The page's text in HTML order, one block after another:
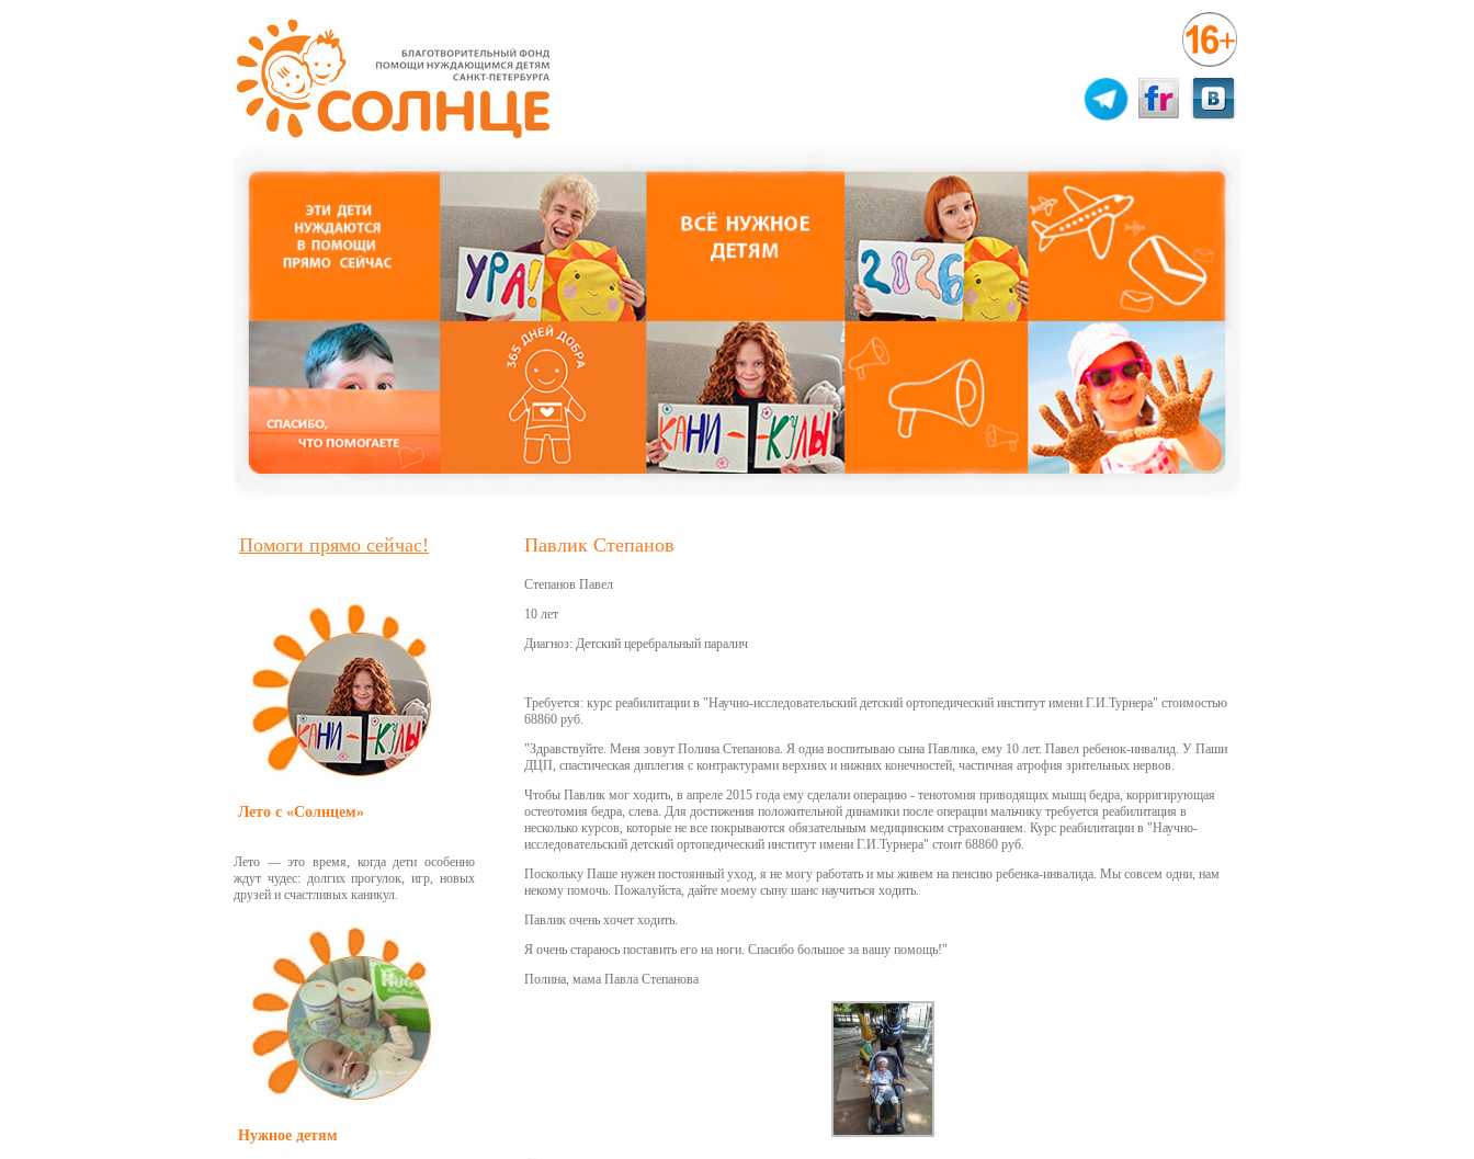
Помоги прямо сейчас!
Лето с «Солнцем»
Лето — это время, когда дети особенно
ждут чудес: долгих прогулок, игр, новых
друзей и счастливых каникул.
Нужное детям
Павлик Степанов
Степанов Павел
10 лет
Диагноз: Детский церебральный паралич
Требуется: курс реабилитации в "Научно-исследовательский детский ортопедический институт имени Г.И.Турнера" стоимостью
68860 руб.
"Здравствуйте. Меня зовут Полина Степанова. Я одна воспитываю сына Павлика, ему 10 лет. Павел ребенок-инвалид. У Паши
ДЦП, спастическая диплегия с контрактурами верхних и нижних конечностей, частичная атрофия зрительных нервов.
Чтобы Павлик мог ходить, в апреле 2015 года ему сделали операцию - тенотомия приводящих мышц бедра, корригирующая
остеотомия бедра, слева. Для достижения положительной динамики после операции мальчику требуется реабилитация в
несколько курсов, которые не все покрываются обязательным медицинским страхованием. Курс реабилитации в "Научно-
исследовательский детский ортопедический институт имени Г.И.Турнера" стоит 68860 руб.
Поскольку Паше нужен постоянный уход, я не могу работать и мы живем на пенсию ребенка-инвалида. Мы совсем одни, нам
некому помочь. Пожалуйста, дайте моему сыну шанс научиться ходить.
Павлик очень хочет ходить.
Я очень стараюсь поставить его на ноги. Спасибо большое за вашу помощь!"
Полина, мама Павла Степанова